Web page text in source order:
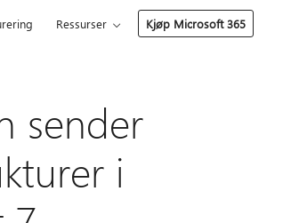
Ressurser Kjøp Microsoft 365
sender
i